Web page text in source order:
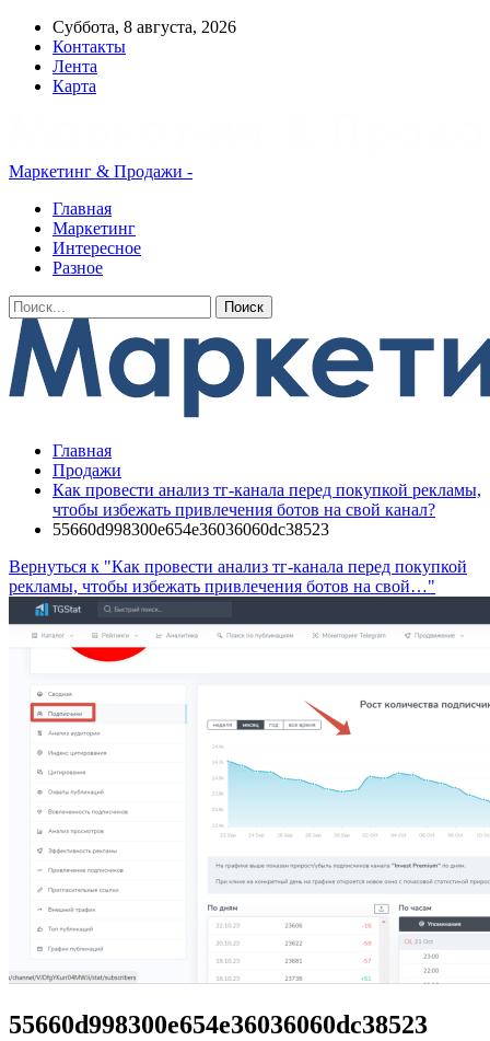
Суббота, 8 августа, 2026
Контакты
Лента
Карта
Маркетинг & Продажи -
Главная
Маркетинг
Интересное
Разное
Главная
Продажи
Как провести анализ тг-канала перед покупкой рекламы,
чтобы избежать привлечения ботов на свой канал?
55660d998300e654e36036060dc38523
Вернуться к "Как провести анализ тг-канала перед покупкой
рекламы, чтобы избежать привлечения ботов на свой…"
55660d998300e654e36036060dc38523